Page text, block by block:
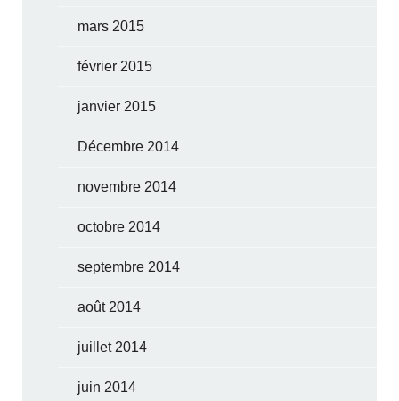
mars 2015
février 2015
janvier 2015
Décembre 2014
novembre 2014
octobre 2014
septembre 2014
août 2014
juillet 2014
juin 2014